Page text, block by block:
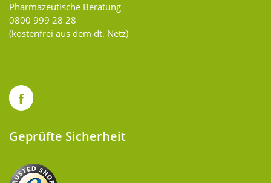
Pharmazeutische Beratung
0800 999 28 28
(kostenfrei aus dem dt. Netz)
Geprüfte Sicherheit